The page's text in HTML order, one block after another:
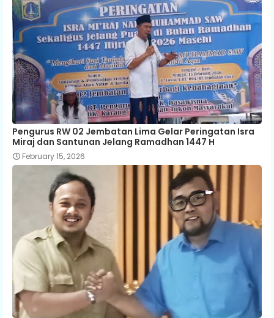
Pengurus RW 02 Jembatan Lima Gelar Peringatan Isra
Miraj dan Santunan Jelang Ramadhan 1447 H
February 15, 2026